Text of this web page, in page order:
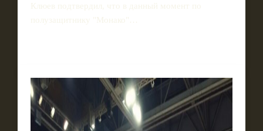
Клюев подтвердил, что в данный момент по
полузащитнику "Монако"…